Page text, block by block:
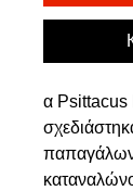
α Psittacus